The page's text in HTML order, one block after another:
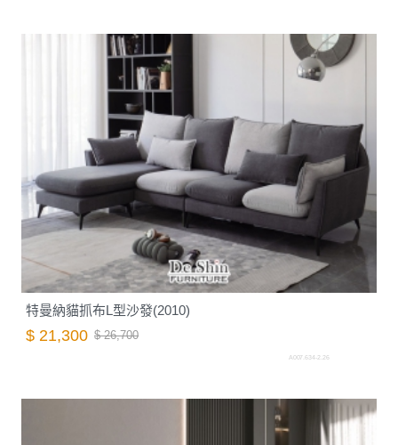
特曼納貓抓布L型沙發(2010)
$ 21,300 $ 26,700
A007.634-2.26